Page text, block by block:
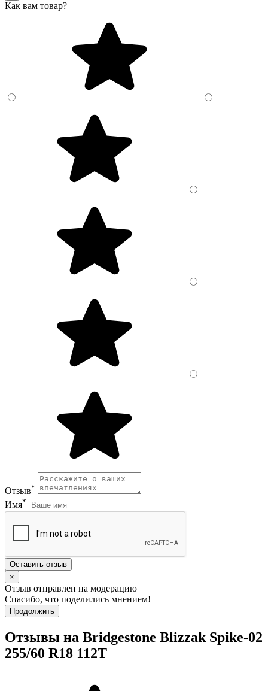
Как вам товар?
Отзыв*
Имя*
Оставить отзыв
×
Отзыв отправлен на модерацию
Спасибо, что поделились мнением!
Продолжить
Отзывы на Bridgestone Blizzak Spike-02
255/60 R18 112T